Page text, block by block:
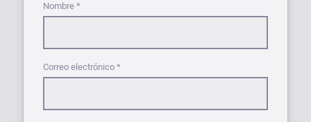
Nombre *
Correo electrónico *